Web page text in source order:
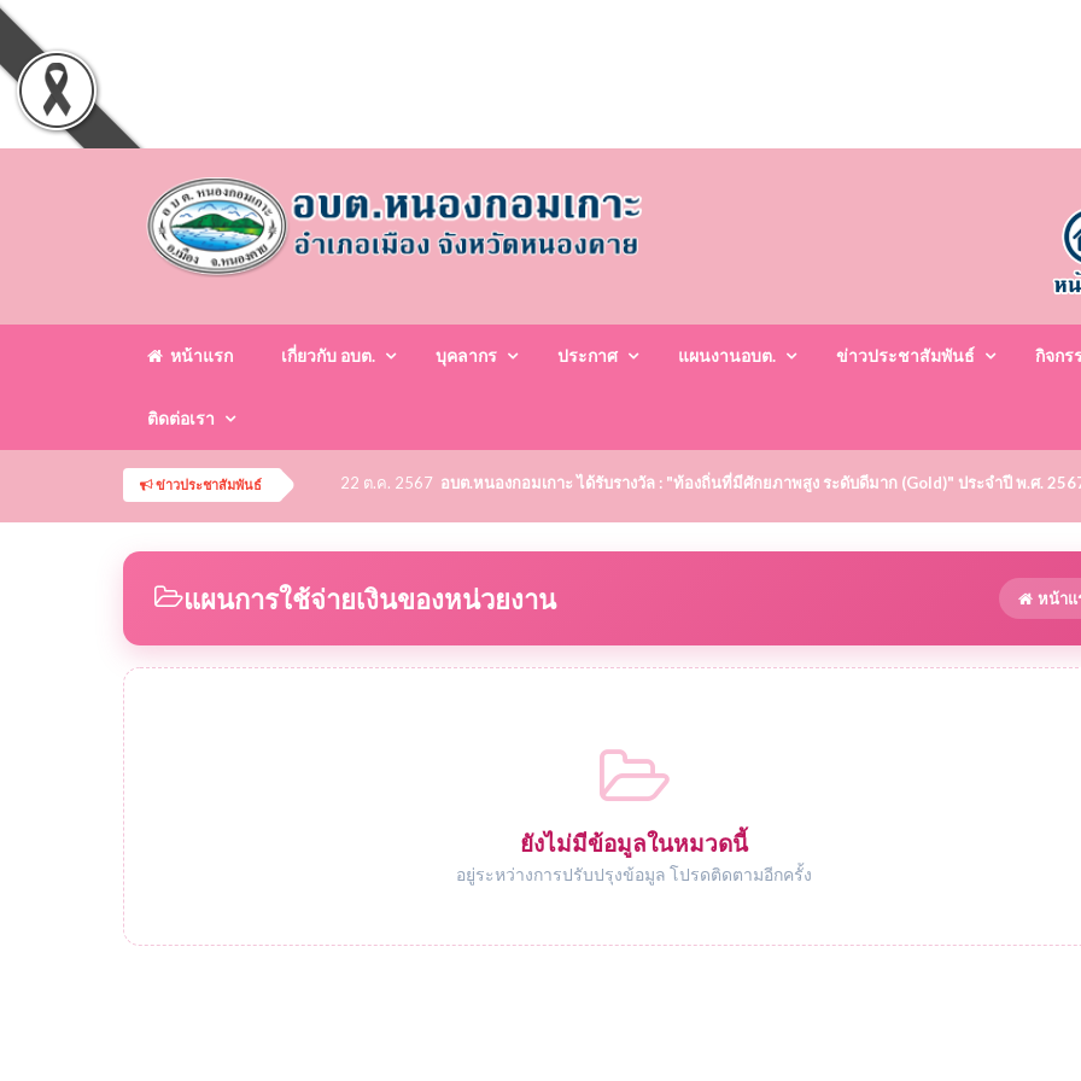
หน้าแรก เกี่ยวกับ อบต. บุคลากร ประกาศ แผนงานอบต. ข่าวประชาสัมพันธ์ กิจกร
ติดต่อเรา
ข่าวประชาสัมพันธ์ 22 ต.ค. 2567 อบต.หนองกอมเกาะ ได้รับรางวัล : "ท้องถิ่นที่มีศักยภาพสูง ระดับดีมาก (Gold)" ประจำปี พ.ศ.
แผนการใช้จ่ายเงินของหน่วยงาน หน้าแ
ยังไม่มีข้อมูลในหมวดนี้
อยู่ระหว่างการปรับปรุงข้อมูล โปรดติดตามอีกครั้ง